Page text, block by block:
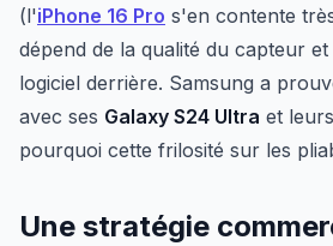
(l'iPhone 16 Pro s'en contente
dépend de la qualité du capteur
logiciel derrière. Samsung a
avec ses Galaxy S24 Ultra et
pourquoi cette frilosité sur les
Une stratégie